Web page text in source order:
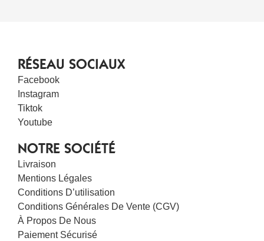
RÉSEAU SOCIAUX
Facebook
Instagram
Tiktok
Youtube
NOTRE SOCIÉTÉ
Livraison
Mentions Légales
Conditions D’utilisation
Conditions Générales De Vente (CGV)
À Propos De Nous
Paiement Sécurisé